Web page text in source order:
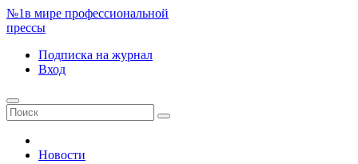
№1в мире профессиональной
прессы
Подписка на журнал
Вход
Новости